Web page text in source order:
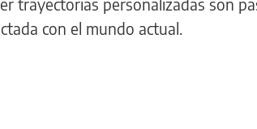
con el mundo actual.